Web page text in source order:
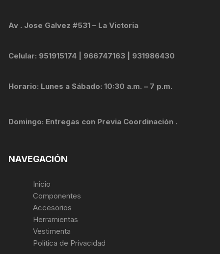
Av . Jose Galvez #531 – La Victoria
Celular: 951915174 | 966747163 | 931986430
Horario: Lunes a Sábado: 10:30 a.m. – 7 p.m.
Domingo: Entregas con Previa Coordinación .
NAVEGACIÓN
Inicio
Componentes
Accesorios
Herramientas
Vestimenta
Política de Privacidad